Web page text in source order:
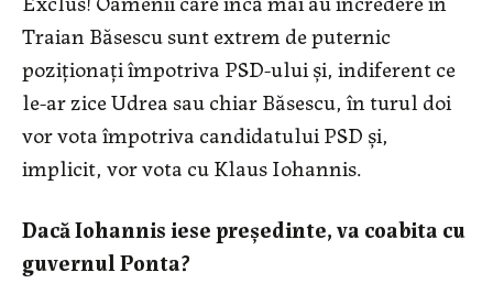
Traian Băsescu sunt extrem de puternic
poziţionaţi împotriva PSD-ului şi, indiferent ce
le-ar zice Udrea sau chiar Băsescu, în turul doi
vor vota împotriva candidatului PSD şi,
implicit, vor vota cu Klaus Iohannis.
Dacă Iohannis iese preşedinte, va coabita cu
guvernul Ponta?